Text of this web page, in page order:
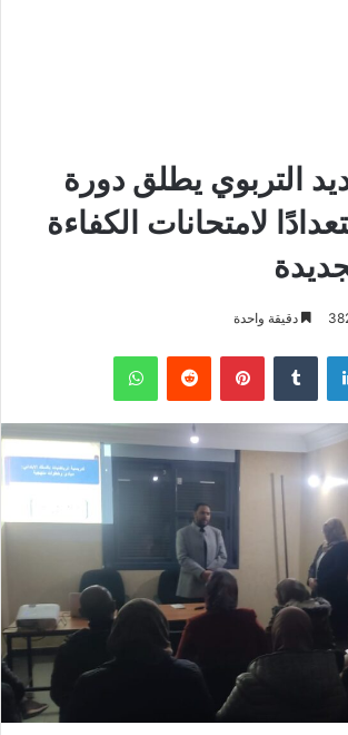
التربوي يطلق دورة
لامتحانات الكفاءة
دقيقة واحدة
لينكدإن بينتيريست